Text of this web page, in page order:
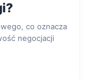
co oznacza
negocjacji